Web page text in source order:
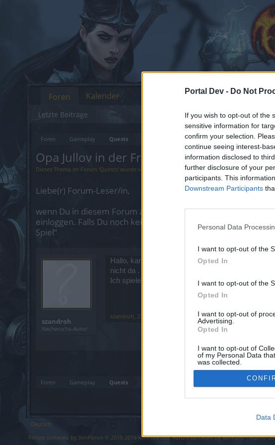
Portal Dev - Do Not
If you wish to opt-out of the
sensitive information for
confirm your selection.
continue seeing interest-
information disclosed to
further disclosure of your
participants. This
Downstream Participants
Personal Data
I want to opt-out of the
Opted In
I want to opt-out of the
Opted In
I want to opt-out of
Advertising.
Opted In
I want to opt-out of
of my Personal Data
was collected.
Opted Out
Data
Foren Gameplay Quests
Opa Jullov in der Frostwiege
Dieses Thema im Forum 'Quests' wurde von gestartet,27 April 2024.
Liebe(r) Forum-Leser/in,
wenn Du in diesem Forum aktiv an den Gesprächen
einloggen. Falls Du noch keinen Spielaccount besitzt, bitte
Spiel“
szandroh
Nachwuchs-Autor
Hallo, kann es sein dass Opa Jullov in der
nicht da .
Ich spiele auf Grimmag und vllt hat noch jemand
szandroh, 27 April 2024
Foren Gameplay Quests
Foren
Letzte Beiträge
Kalender
Deutsch
Forum software by XenForo® © 2010-2019 XenForo Ltd. Forum software by XenForo™©2010-